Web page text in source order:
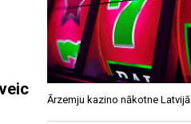
Ārzemju kazino nākotne Latvijā